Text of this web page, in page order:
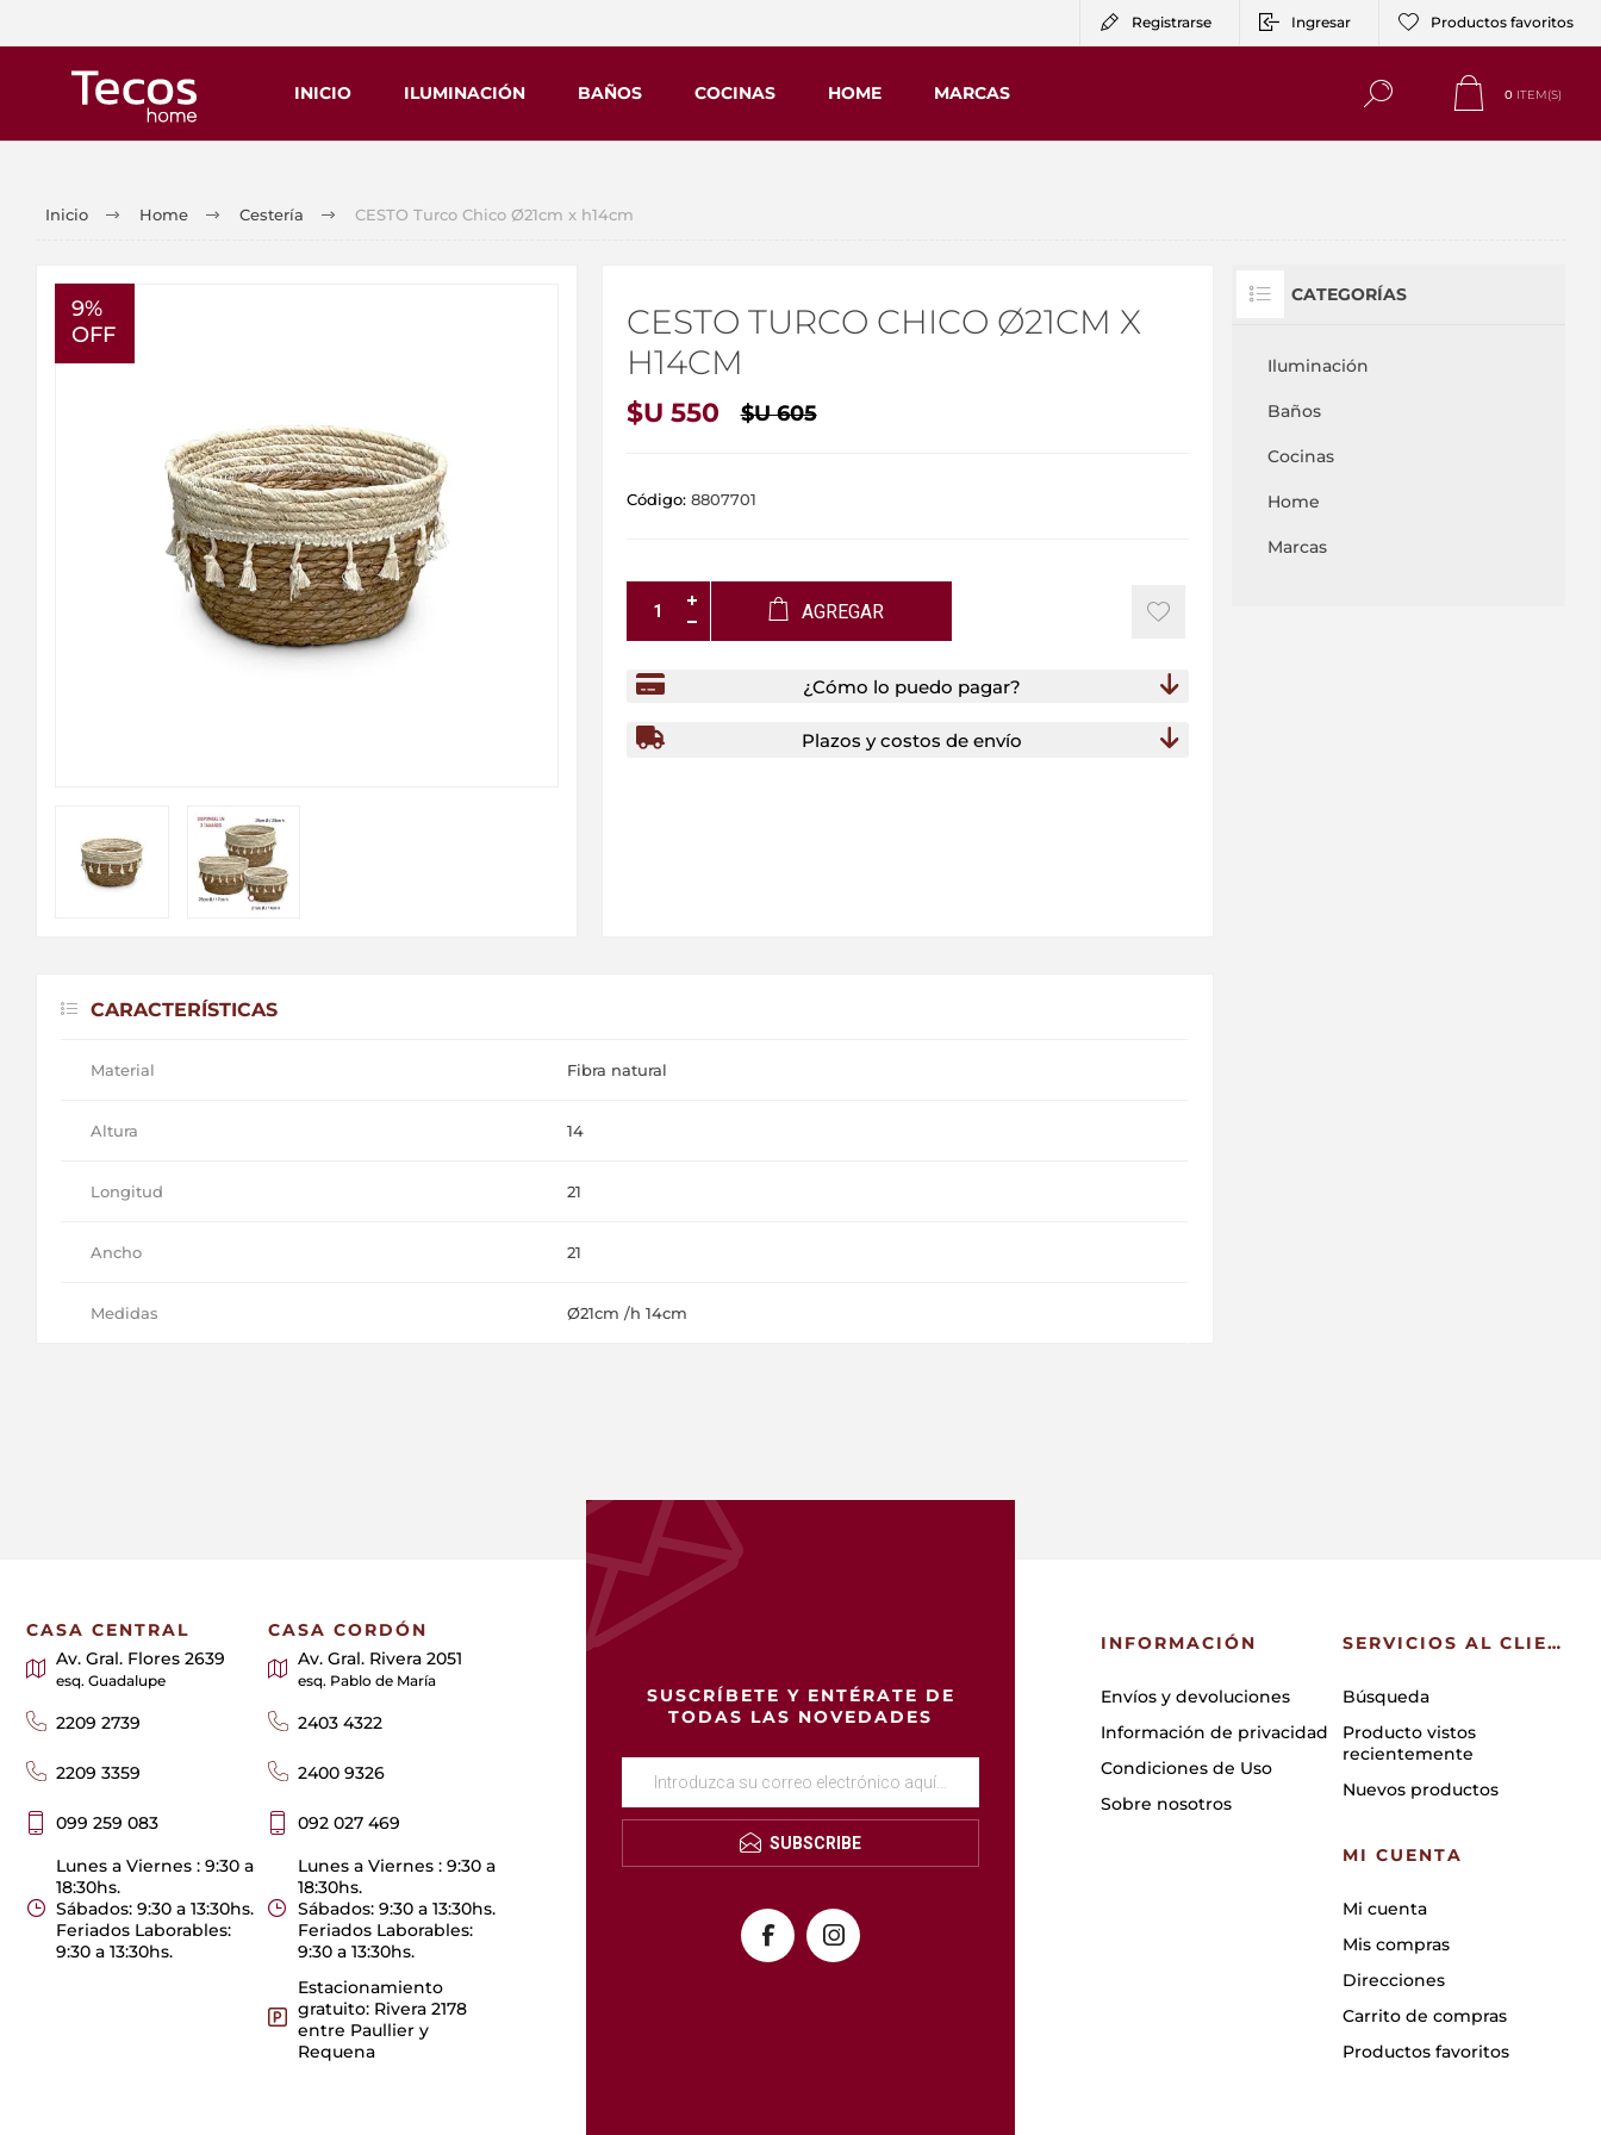
Registrarse Ingresar Productos favoritos
INICIO ILUMINACIÓN BAÑOS COCINAS HOME MARCAS 0 ITEM(S)
Inicio Home Cestería CESTO Turco Chico Ø21cm x h14cm
9%
OFF
CESTO TURCO CHICO Ø21CM X
H14CM
$U 550 $U 605
Código: 8807701
AGREGAR
¿Cómo lo puedo pagar?
Plazos y costos de envío
CARACTERÍSTICAS
Material Fibra natural
Altura 14
Longitud 21
Ancho 21
Medidas Ø21cm /h 14cm
CATEGORÍAS
Iluminación
Baños
Cocinas
Home
Marcas
SUSCRÍBETE Y ENTÉRATE DE
TODAS LAS NOVEDADES
SUBSCRIBE
CASA CENTRAL
Av. Gral. Flores 2639
esq. Guadalupe
2209 2739
2209 3359
099 259 083
Lunes a Viernes : 9:30 a
18:30hs.
Sábados: 9:30 a 13:30hs.
Feriados Laborables:
9:30 a 13:30hs.
CASA CORDÓN
Av. Gral. Rivera 2051
esq. Pablo de María
2403 4322
2400 9326
092 027 469
Lunes a Viernes : 9:30 a
18:30hs.
Sábados: 9:30 a 13:30hs.
Feriados Laborables:
9:30 a 13:30hs.
Estacionamiento
gratuito: Rivera 2178
entre Paullier y
Requena
INFORMACIÓN
Envíos y devoluciones
Información de privacidad
Condiciones de Uso
Sobre nosotros
SERVICIOS AL CLIENTE
Búsqueda
Producto vistos
recientemente
Nuevos productos
MI CUENTA
Mi cuenta
Mis compras
Direcciones
Carrito de compras
Productos favoritos